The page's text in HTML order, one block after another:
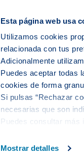
Esta página web usa
Utilizamos cookies
relacionada con tus
Adicionalmente
Puedes aceptar todas
cookies de forma
Si pulsas “Rechazar
necesarias que son
Puedes consultar más
Mostrar detalles
null